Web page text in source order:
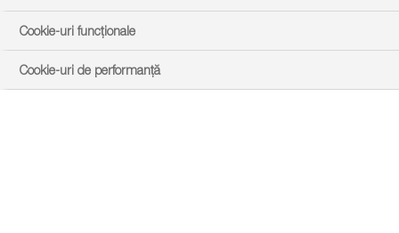
Cookie-uri funcționale
Cookie-uri de performanță